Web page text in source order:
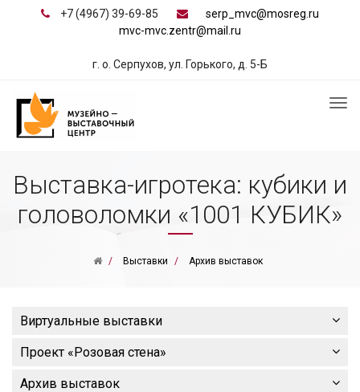
+7 (4967) 39-69-85
serp_mvc@mosreg.ru
mvc-mvc.zentr@mail.ru
г. о. Серпухов, ул. Горького, д. 5-Б
Выставка-игротека: кубики и
головоломки «1001 КУБИК»
Выставки Архив выставок
Виртуальные выставки
Проект «Розовая стена»
Архив выставок